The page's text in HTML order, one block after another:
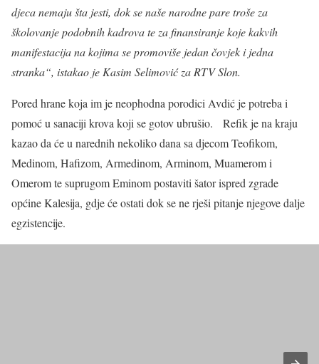
djeca nemaju šta jesti, dok se naše narodne pare troše za
školovanje podobnih kadrova te za finansiranje koje kakvih
manifestacija na kojima se promoviše jedan čovjek i jedna
stranka“, istakao je Kasim Selimović za RTV Slon.
Pored hrane koja im je neophodna porodici Avdić je potreba i
pomoć u sanaciji krova koji se gotov ubrušio. Refik je na kraju
kazao da će u narednih nekoliko dana sa djecom Teofikom,
Medinom, Hafizom, Armedinom, Arminom, Muamerom i
Omerom te suprugom Eminom postaviti šator ispred zgrade
općine Kalesija, gdje će ostati dok se ne rješi pitanje njegove dalje
egzistencije.